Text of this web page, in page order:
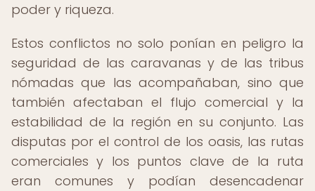
poder y riqueza.
Estos conflictos no solo ponían en peligro la
seguridad de las caravanas y de las tribus
nómadas que las acompañaban, sino que
también afectaban el flujo comercial y la
estabilidad de la región en su conjunto. Las
disputas por el control de los oasis, las rutas
comerciales y los puntos clave de la ruta
eran comunes y podían desencadenar